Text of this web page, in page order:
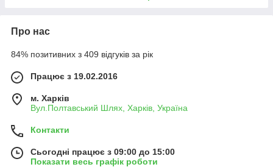
Про нас
84% позитивних з 409 відгуків за рік
Працює з 19.02.2016
м. Харків
Вул.Полтавський Шлях, Харків, Україна
Контакти
Сьогодні працює з 09:00 до 15:00
Показати весь графік роботи